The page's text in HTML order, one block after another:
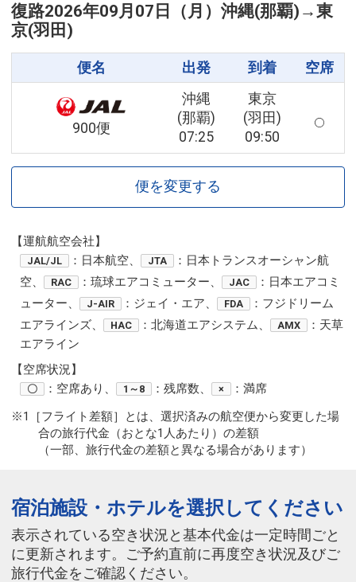
復路2026年09月07日（月） 沖縄(那覇) →東
京(羽田)
便名 出発 到着 空席
900便
沖縄
(那覇)
07:25
東京
(羽田)
09:50
便を変更する
【運航航空会社】
JAL/JL ：日本航空、 JTA
：日本トランスオーシャン航
空、
RAC ：琉球エアコミューター、 JAC
：日本エアコミ
ューター、
J-AIR ：ジェイ・エア、 FDA
：フジドリーム
エアラインズ、
HAC ：北海道エアシステム、 AMX
：天草
エアライン
【空席状況】
〇 ：空席あり、 1～8 ：残席数、 ×
：満席
※1［フライト差額］とは、選択済みの航空便から変更した場
合の旅行代金（おとな1人あたり）の差額
（一部、旅行代金の差額と異なる場合があります）
宿泊施設・ホテルを選択してください
表示されている空き状況と基本代金は一定時間ごと
に更新されます。ご予約直前に再度空き状況及びご
旅行代金をご確認ください。